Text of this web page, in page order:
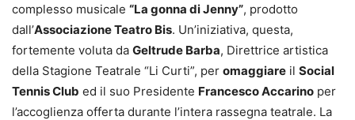
complesso musicale “La gonna di Jenny”, prodotto
dall’Associazione Teatro Bis. Un’iniziativa, questa,
fortemente voluta da Geltrude Barba, Direttrice artistica
della Stagione Teatrale “Li Curti”, per omaggiare il Social
Tennis Club ed il suo Presidente Francesco Accarino per
l’accoglienza offerta durante l’intera rassegna teatrale. La